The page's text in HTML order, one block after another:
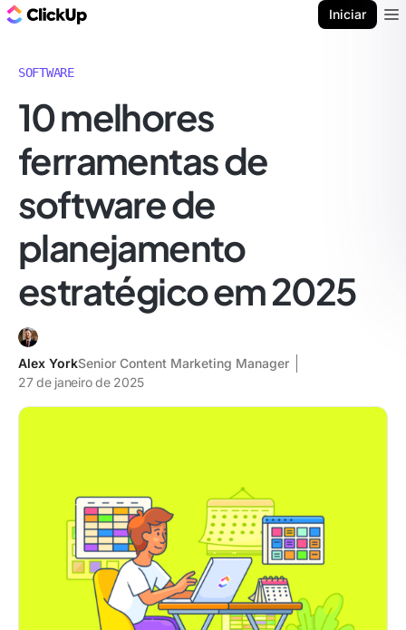
Iniciar
SOFTWARE
10 melhores
ferramentas de
software de
planejamento
estratégico em 2025
Alex YorkSenior Content Marketing Manager
27 de janeiro de 2025